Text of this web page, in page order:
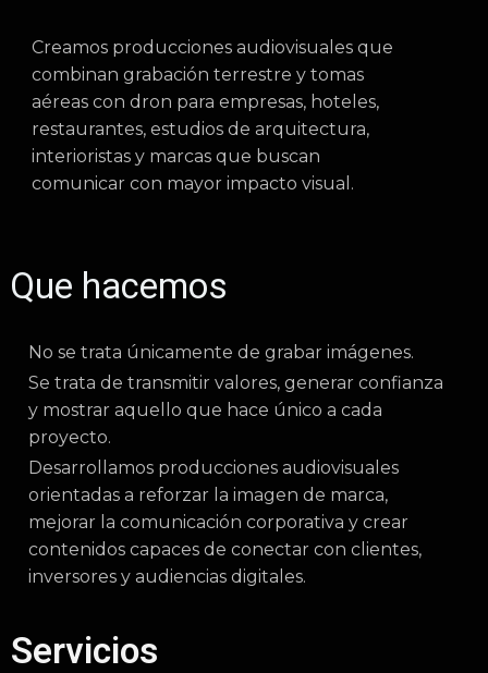
Creamos producciones audiovisuales que
combinan grabación terrestre y tomas
aéreas con dron para empresas, hoteles,
restaurantes, estudios de arquitectura,
interioristas y marcas que buscan
comunicar con mayor impacto visual.
Que hacemos
No se trata únicamente de grabar imágenes.
Se trata de transmitir valores, generar confianza
y mostrar aquello que hace único a cada
proyecto.
Desarrollamos producciones audiovisuales
orientadas a reforzar la imagen de marca,
mejorar la comunicación corporativa y crear
contenidos capaces de conectar con clientes,
inversores y audiencias digitales.
Servicios